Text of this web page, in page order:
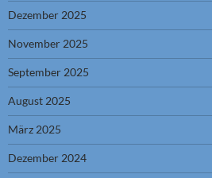
Dezember 2025
November 2025
September 2025
August 2025
März 2025
Dezember 2024